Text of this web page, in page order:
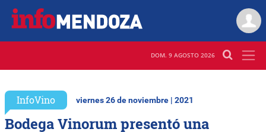
DOM. 9 AGOSTO 2026
InfoVino viernes 26 de noviembre | 2021
Bodega Vinorum presentó una